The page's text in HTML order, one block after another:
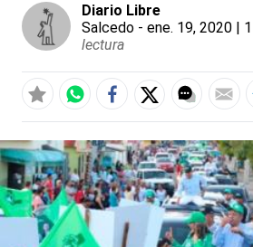
Diario Libre
Salcedo - ene. 19, 2020 |
lectura